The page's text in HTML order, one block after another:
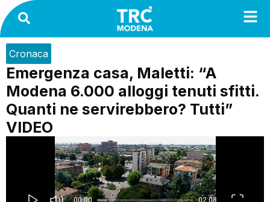
Cronaca
Emergenza casa, Maletti: “A
Modena 6.000 alloggi tenuti sfitti.
Quanti ne servirebbero? Tutti”
VIDEO